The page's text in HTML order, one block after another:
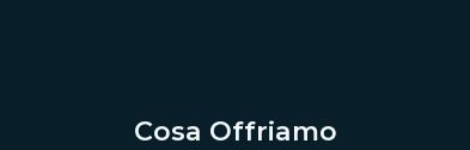
Cosa Offriamo